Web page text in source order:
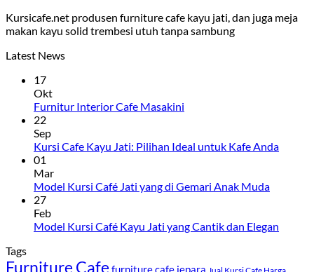
Kursicafe.net produsen furniture cafe kayu jati, dan juga meja
makan kayu solid trembesi utuh tanpa sambung
Latest News
17
Okt
Furnitur Interior Cafe Masakini
22
Sep
Kursi Cafe Kayu Jati: Pilihan Ideal untuk Kafe Anda
01
Mar
Model Kursi Café Jati yang di Gemari Anak Muda
27
Feb
Model Kursi Café Kayu Jati yang Cantik dan Elegan
Tags
Furniture Cafe furniture cafe jepara